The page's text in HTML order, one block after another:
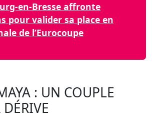
en-Bresse affronte
pour valider sa place en
de l’Eurocoupe
: UN COUPLE